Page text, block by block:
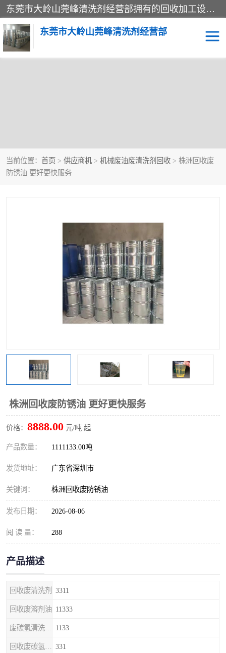
东莞市大岭山莞峰清洗剂经营部拥有的回收加工设备，大量废油回收、废清洗剂回收、废溶剂油回收、机械废油废清洗剂回收、废碳氢回收、碳氢液压油回收、碳氢二氯回收等废清洗剂处理；我们只是提供废旧化工原料的循环使用存放点，执行正规的存放，有正规的回收资质处理。同时我们公司批发零售回收级清洗剂，脱模油再生基础油，质量保证。
东莞市大岭山莞峰清洗剂经营部
当前位置： 首页 > 供应商机 > 机械废油废清洗剂回收 > 株洲回收废
防锈油 更好更快服务
株洲回收废防锈油 更好更快服务
价格： 8888.00 元/吨 起
产品数量： 1111133.00吨
发货地址： 广东省深圳市
关键词： 株洲回收废防锈油
发布日期： 2026-08-06
阅 读 量： 288
产品描述
回收废清洗剂 3311
回收废溶剂油 11333
1133
331